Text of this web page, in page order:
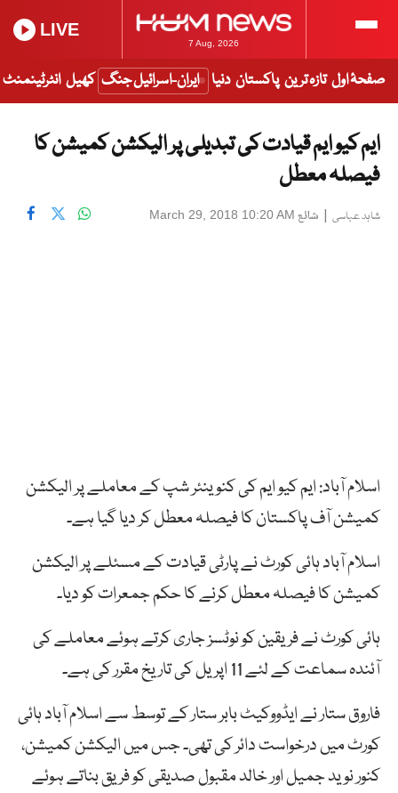
7 Aug, 2026
LIVE
صفحۂ اول تازہ ترین پاکستان دنیا ایران-اسرائیل جنگ کھیل انٹرٹینمنٹ
ایم کیو ایم قیادت کی تبدیلی پر الیکشن کمیشن کا
فیصلہ معطل
شاہد عباسی | شائع March 29, 2018 10:20 AM
اسلام آباد: ایم کیو ایم کی کنوینئر شپ کے معاملے پر الیکشن
کمیشن آف پاکستان کا فیصلہ معطل کر دیا گیا ہے۔
اسلام آباد ہائی کورٹ نے پارٹی قیادت کے مسئلے پر الیکشن
کمیشن کا فیصلہ معطل کرنے کا حکم جمعرات کو دیا۔
ہائی کورٹ نے فریقین کو نوٹسز جاری کرتے ہوئے معاملے کی
آئندہ سماعت کے لئے 11 اپریل کی تاریخ مقرر کی ہے۔
فاروق ستار نے ایڈووکیٹ بابر ستار کے توسط سے اسلام آباد ہائی
کورٹ میں درخواست دائر کی تھی۔ جس میں الیکشن کمیشن،
کنور نوید جمیل اور خالد مقبول صدیقی کو فریق بناتے ہوئے